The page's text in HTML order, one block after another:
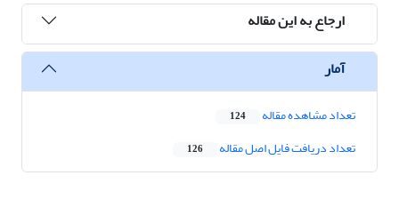
ارجاع به این مقاله
آمار
تعداد مشاهده مقاله 124
تعداد دریافت فایل اصل مقاله 126